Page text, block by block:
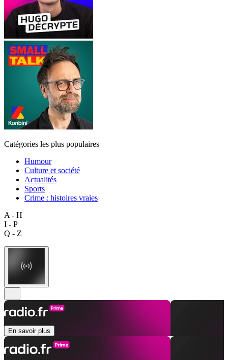
Catégories les plus populaires
Humour
Culture et société
Actualités
Sports
Crime : histoires vraies
A - H
I - P
Q - Z
En savoir plus